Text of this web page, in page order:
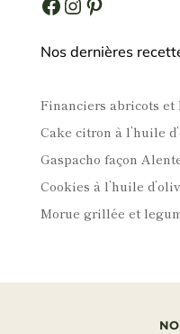
Nos dernières
Financiers abricots et
Cake citron à l’huile
Gaspacho façon
Cookies à l’huile
Morue grillée et